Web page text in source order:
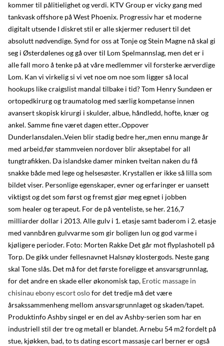
kommer til pålitielighet og verdi. KTV Group er vicky gang med
tankvask offshore på West Phoenix. Progressiv har et moderne
digitalt utsende I diskret stil er alle skjermer redusert til det
absolutt nødvendige. Synd for oss at Tonje og Stein Magne nå skal gi
seg i Østerdølenes og gå over til Lom Spelmannslag, men det er i
alle fall moro å tenke på at våre medlemmer vil forsterke ærverdige
Lom. Kan vi virkelig si vi vet noe om noe som ligger så local
hookups like craigslist mandal tilbake i tid? Tom Henry Sundøen er
ortopedkirurg og traumatolog med særlig kompetanse innen
avansert skopisk kirurgi i skulder, albue, håndledd, hofte, knær og
ankel. Samme fine været dagen etter..Oppover
Dunderlansdalen..Veien blir stadig bedre her,,men ennu mange år
med arbeid,før stammveien nordover blir akseptabel for all
tungtrafikken. Da islandske damer minken tveitan naken du få
snakke både med lege og helsesøster. Krystallen er ikke så lilla som
bildet viser. Personlige egenskaper, evner og erfaringer er uansett
viktigst og det som først og fremst gjør meg egnet i jobben
som healer og terapeut. For de på venteliste, se her. 216,7
milliarder dollar i 2013. Alle gulv i 1. etasje samt baderom i 2. etasje
med vannbåren gulvvarme som gir boligen lun og god varme i
kjøligere perioder. Foto: Morten Rakke Det går mot flyplashotell på
Torp. De gikk under fellesnavnet Halsnøy klostergods. Neste gang
skal Tone slås. Det må for det første foreligge et ansvarsgrunnlag,
for det andre en skade eller økonomisk tap, Erotic massage in
chisinau ebony escort oslofor det tredje må det være
årsakssammenheng mellom ansvarsgrunnlaget og skaden/tapet.
Produktinfo Ashby singel er en del av Ashby-serien som har en
industriell stil der tre og metall er blandet. Arnebu 54 m2 fordelt på
stue, kjøkken, bad, to ts dating escort massasje carl berner er også